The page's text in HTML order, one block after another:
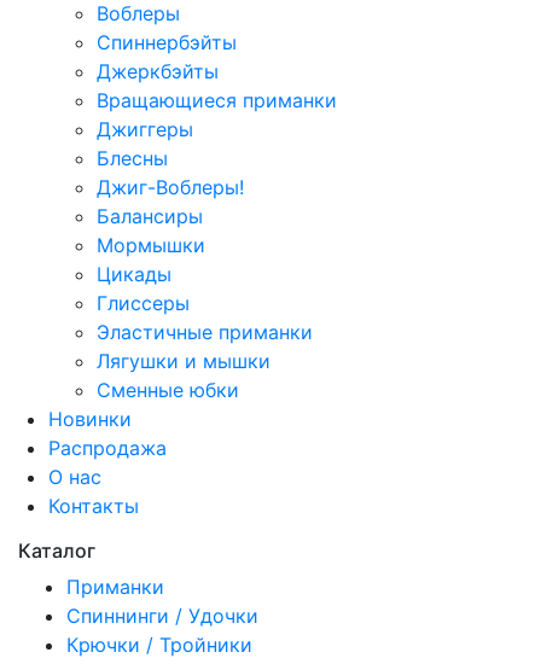
Воблеры
Спиннербэйты
Джеркбэйты
Вращающиеся приманки
Джиггеры
Блесны
Джиг-Воблеры!
Балансиры
Мормышки
Цикады
Глиссеры
Эластичные приманки
Лягушки и мышки
Сменные юбки
Новинки
Распродажа
О нас
Контакты
Каталог
Приманки
Спиннинги / Удочки
Крючки / Тройники